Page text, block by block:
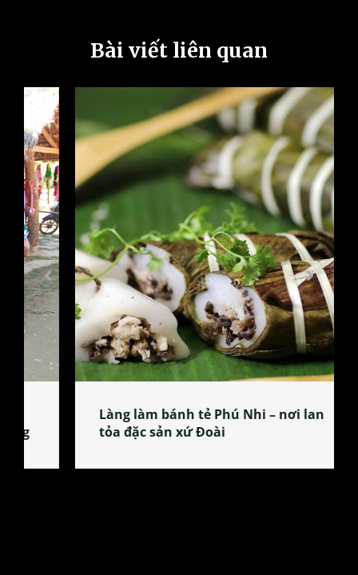
Bài viết liên quan
Làng làm bánh tẻ Phú Nhi – nơi lan
tỏa đặc sản xứ Đoài